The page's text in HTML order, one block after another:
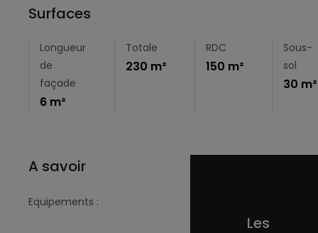
Surfaces
Longueur
de
façade
6 m²
Totale
230 m²
RDC
150 m²
Sous-
sol
30 m²
Les
A savoir
Equipements :